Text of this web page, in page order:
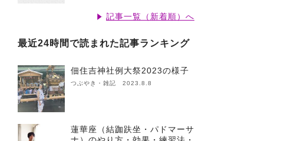
記事一覧（新着順）へ
最近24時間で読まれた記事ランキング
佃住吉神社例大祭2023の様子
つぶやき・雑記 2023.8.8
蓮華座（結跏趺坐・パドマーサ